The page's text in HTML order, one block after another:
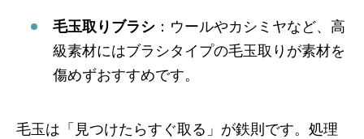
毛玉取りブラシ ：ウールやカシミヤなど、高
級素材にはブラシタイプの毛玉取りが素材を
傷めずおすすめです。
毛玉は「見つけたらすぐ取る」が鉄則です。処理